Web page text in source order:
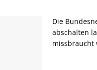
Die
abschalten
missbraucht